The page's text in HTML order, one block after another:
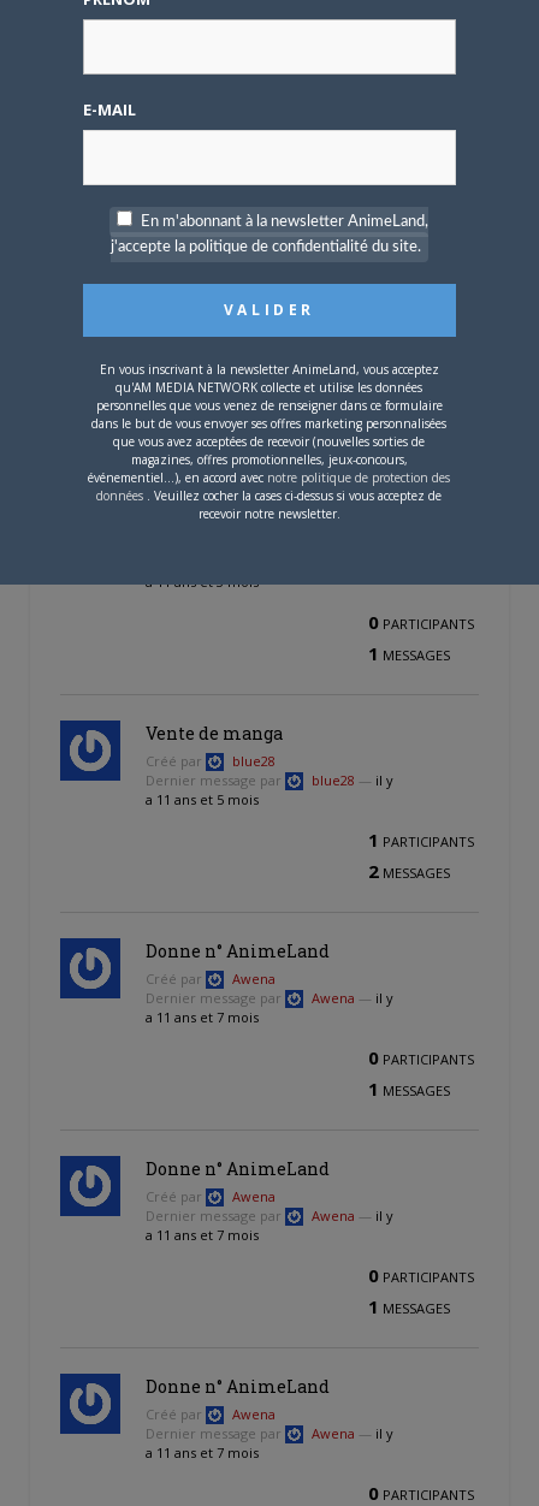
3
Dernier message par
—il y a 11 ans et 2 mois
0PARTICIPANTS
1MESSAGES
Vends Animeland n°1
première édition
a 11 ans et 3 mois
0 PARTICIPANTS
1 MESSAGES
Vente de manga
Créé par
blue28
Dernier message par
blue28 — il y
a 11 ans et 5 mois
1 PARTICIPANTS
2 MESSAGES
Donne n° AnimeLand
Créé par
Awena
Dernier message par
Awena — il y
a 11 ans et 7 mois
0 PARTICIPANTS
1 MESSAGES
Donne n° AnimeLand
Créé par
Awena
Dernier message par
Awena — il y
a 11 ans et 7 mois
0 PARTICIPANTS
1 MESSAGES
Donne n° AnimeLand
Créé par
Awena
Dernier message par
Awena — il y
a 11 ans et 7 mois
0 PARTICIPANTS
E-MAIL
En m'abonnant à la newsletter AnimeLand,
j'accepte la politique de confidentialité du site.
En vous inscrivant à la newsletter AnimeLand, vous acceptez
qu'AM MEDIA NETWORK collecte et utilise les données
personnelles que vous venez de renseigner dans ce formulaire
dans le but de vous envoyer ses offres marketing personnalisées
que vous avez acceptées de recevoir (nouvelles sorties de
magazines, offres promotionnelles, jeux-concours,
événementiel...), en accord avec notre politique de protection des
données . Veuillez cocher la cases ci-dessus si vous acceptez de
recevoir notre newsletter.